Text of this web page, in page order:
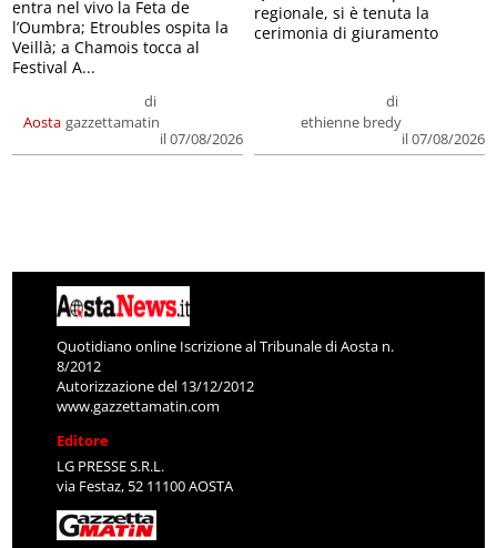
Aosta
di
gazzettamatin
il 07/08/2026
entra nel vivo la Feta de
l’Oumbra; Etroubles ospita la
Veillà; a Chamois tocca al
Festival A...
di
ethienne bredy
il 07/08/2026
regionale, si è tenuta la
cerimonia di giuramento
Quotidiano online Iscrizione al Tribunale di Aosta n.
8/2012
Autorizzazione del 13/12/2012
www.gazzettamatin.com
Editore
LG PRESSE S.R.L.
via Festaz, 52 11100 AOSTA